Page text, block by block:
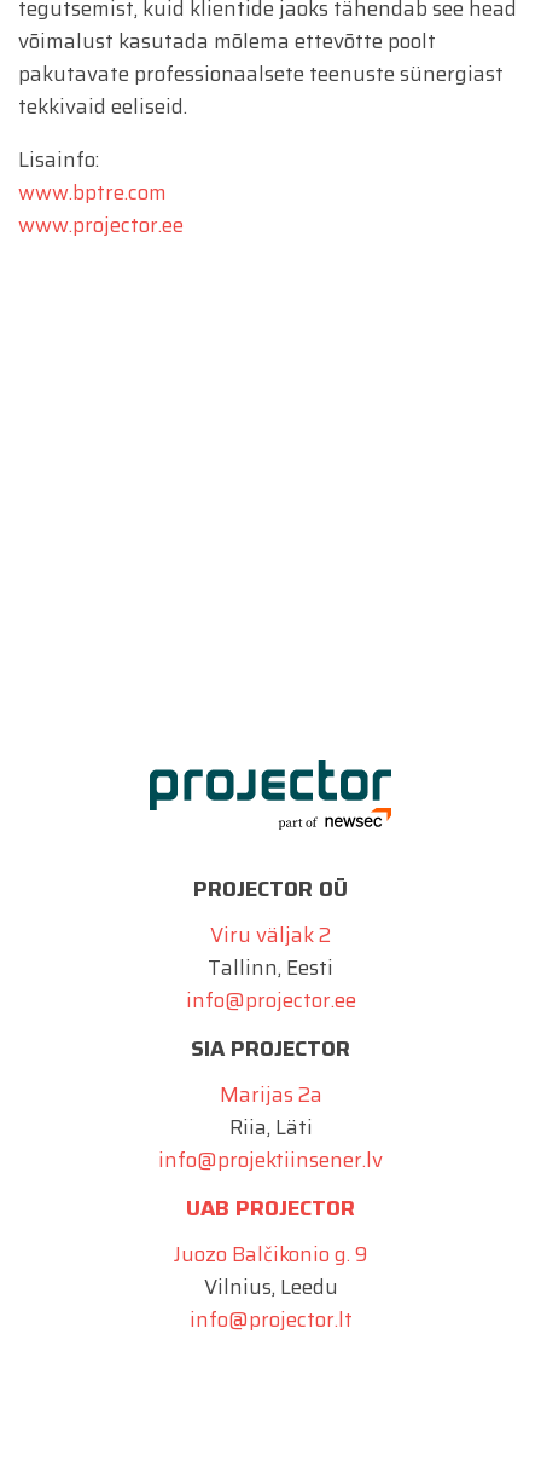
tegutsemist, kuid klientide jaoks tähendab see head
võimalust kasutada mõlema ettevõtte poolt
pakutavate professionaalsete teenuste sünergiast
tekkivaid eeliseid.
Lisainfo:
www.bptre.com
www.projector.ee
PROJECTOR OÜ
Viru väljak 2
Tallinn, Eesti
info@projector.ee
SIA PROJECTOR
Marijas 2a
Riia, Läti
info@projektiinsener.lv
UAB PROJECTOR
Juozo Balčikonio g. 9
Vilnius, Leedu
info@projector.lt